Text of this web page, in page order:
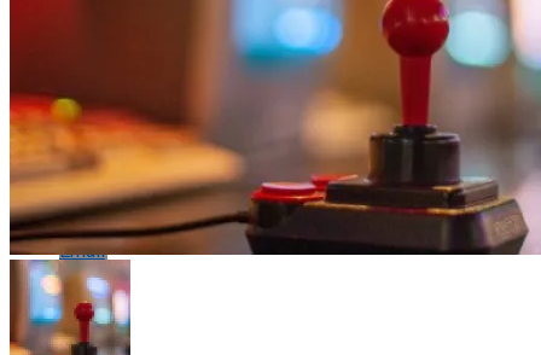
Whatsapp
Whatsapp
Email